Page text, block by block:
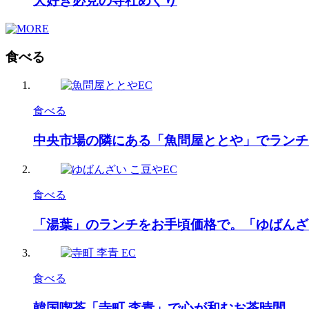
食べる
食べる
中央市場の隣にある「魚問屋ととや」でランチ
食べる
「湯葉」のランチをお手頃価格で。「ゆばんざ
食べる